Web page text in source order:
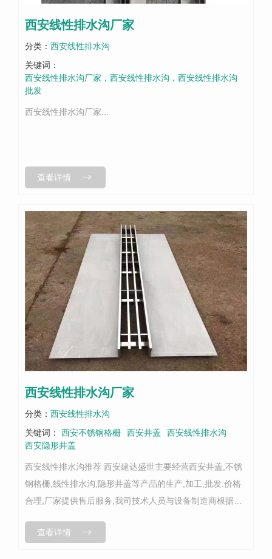
西安线性排水沟厂家
分类： 西安线性排水沟
关键词：
西安线性排水沟厂家，西安线性排水沟，西安线性排水沟
批发
西安线性排水沟厂家...
查看详情
西安线性排水沟厂家
分类： 西安线性排水沟
关键词：
西安不锈钢格栅 西安井盖
西安线性排水沟
西安隐形井盖
西安线性排水沟推荐 西安建达盛世主要经营西安井盖,不锈
钢格栅,线性排水沟,隐形井盖等产品的生产,加工,批发.价格
合理,厂家提供售后服务,我司技术人员与设备制造商根据井
更加..美观。...
查看详情